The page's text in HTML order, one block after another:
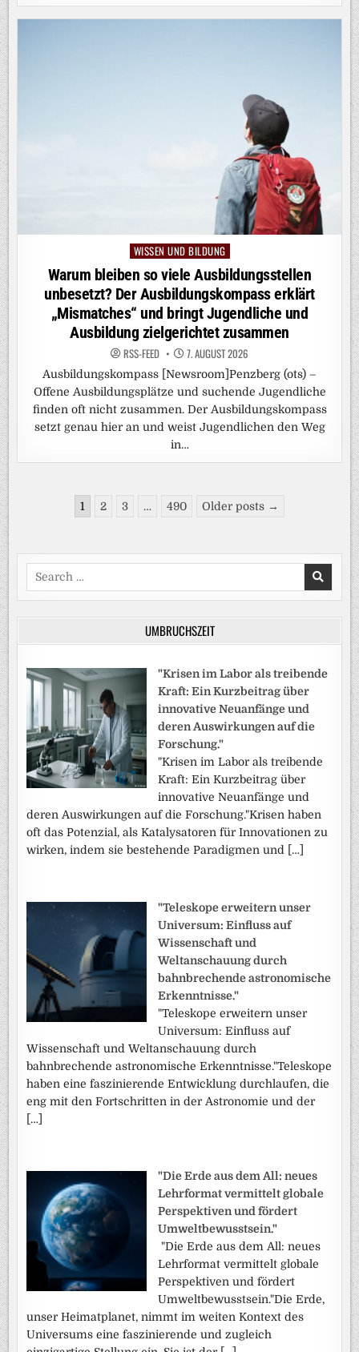
Posted
WISSEN UND BILDUNG
Warum bleiben so viele Ausbildungsstellen
unbesetzt? Der Ausbildungskompass erklärt
„Mismatches“ und bringt Jugendliche und
Ausbildung zielgerichtet zusammen
RSS-FEED 7. AUGUST 2026
Ausbildungskompass [Newsroom]Penzberg (ots) –
Offene Ausbildungsplätze und suchende Jugendliche
finden oft nicht zusammen. Der Ausbildungskompass
setzt genau hier an und weist Jugendlichen den Weg
in…
Seitennummerierung
Beiträge
1 2 3 … 490 Older posts →
Search
for:
UMBRUCHSZEIT
"Krisen im Labor als treibende
Kraft: Ein Kurzbeitrag über
innovative Neuanfänge und
deren Auswirkungen auf die
Forschung."
"Krisen im Labor als treibende
Kraft: Ein Kurzbeitrag über
innovative Neuanfänge und
deren Auswirkungen auf die Forschung."Krisen haben
oft das Potenzial, als Katalysatoren für Innovationen zu
wirken, indem sie bestehende Paradigmen und […]
"Teleskope erweitern unser
Universum: Einfluss auf
Wissenschaft und
Weltanschauung durch
bahnbrechende astronomische
Erkenntnisse."
"Teleskope erweitern unser
Universum: Einfluss auf
Wissenschaft und Weltanschauung durch
bahnbrechende astronomische Erkenntnisse."Teleskope
haben eine faszinierende Entwicklung durchlaufen, die
eng mit den Fortschritten in der Astronomie und der
[…]
"Die Erde aus dem All: neues
Lehrformat vermittelt globale
Perspektiven und fördert
Umweltbewusstsein."
"Die Erde aus dem All: neues
Lehrformat vermittelt globale
Perspektiven und fördert
Umweltbewusstsein."Die Erde,
unser Heimatplanet, nimmt im weiten Kontext des
Universums eine faszinierende und zugleich